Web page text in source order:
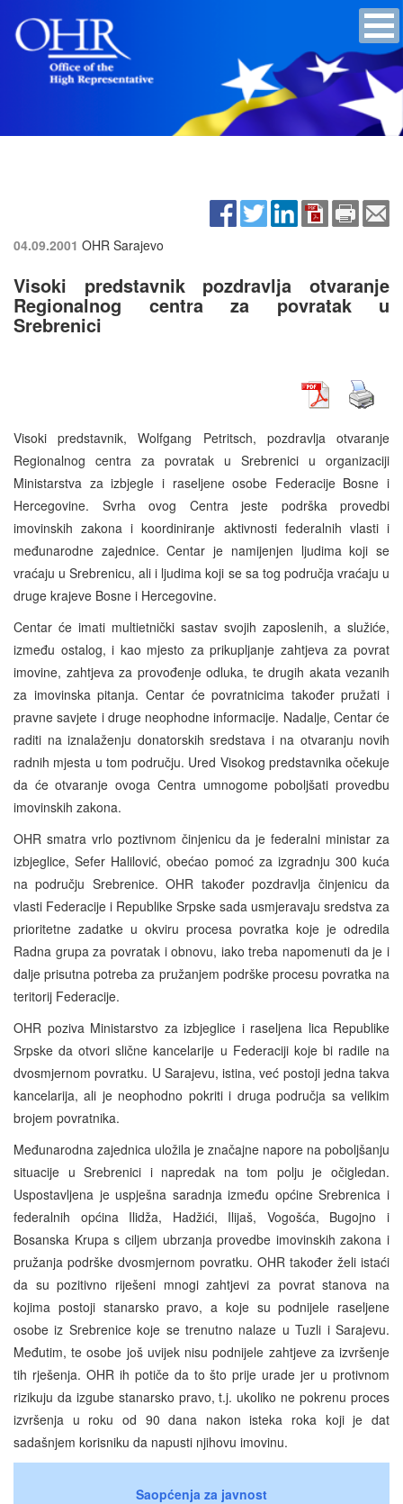
04.09.2001 OHR Sarajevo
Visoki predstavnik pozdravlja otvaranje
Regionalnog centra za povratak u
Srebrenici
Visoki predstavnik, Wolfgang Petritsch, pozdravlja otvaranje
Regionalnog centra za povratak u Srebrenici u organizaciji
Ministarstva za izbjegle i raseljene osobe Federacije Bosne i
Hercegovine. Svrha ovog Centra jeste podrška provedbi
imovinskih zakona i koordiniranje aktivnosti federalnih vlasti i
međunarodne zajednice. Centar je namijenjen ljudima koji se
vraćaju u Srebrenicu, ali i ljudima koji se sa tog područja vraćaju u
druge krajeve Bosne i Hercegovine.
Centar će imati multietnički sastav svojih zaposlenih, a služiće,
između ostalog, i kao mjesto za prikupljanje zahtjeva za povrat
imovine, zahtjeva za provođenje odluka, te drugih akata vezanih
za imovinska pitanja. Centar će povratnicima također pružati i
pravne savjete i druge neophodne informacije. Nadalje, Centar će
raditi na iznalaženju donatorskih sredstava i na otvaranju novih
radnih mjesta u tom području. Ured Visokog predstavnika očekuje
da će otvaranje ovoga Centra umnogome poboljšati provedbu
imovinskih zakona.
OHR smatra vrlo poztivnom činjenicu da je federalni ministar za
izbjeglice, Sefer Halilović, obećao pomoć za izgradnju 300 kuća
na području Srebrenice. OHR također pozdravlja činjenicu da
vlasti Federacije i Republike Srpske sada usmjeravaju sredstva za
prioritetne zadatke u okviru procesa povratka koje je odredila
Radna grupa za povratak i obnovu, iako treba napomenuti da je i
dalje prisutna potreba za pružanjem podrške procesu povratka na
teritorij Federacije.
OHR poziva Ministarstvo za izbjeglice i raseljena lica Republike
Srpske da otvori slične kancelarije u Federaciji koje bi radile na
dvosmjernom povratku. U Sarajevu, istina, već postoji jedna takva
kancelarija, ali je neophodno pokriti i druga područja sa velikim
brojem povratnika.
Međunarodna zajednica uložila je značajne napore na poboljšanju
situacije u Srebrenici i napredak na tom polju je očigledan.
Uspostavljena je uspješna saradnja između općine Srebrenica i
federalnih općina Ilidža, Hadžići, Ilijaš, Vogošća, Bugojno i
Bosanska Krupa s ciljem ubrzanja provedbe imovinskih zakona i
pružanja podrške dvosmjernom povratku. OHR također želi istaći
da su pozitivno riješeni mnogi zahtjevi za povrat stanova na
kojima postoji stanarsko pravo, a koje su podnijele raseljene
osobe iz Srebrenice koje se trenutno nalaze u Tuzli i Sarajevu.
Međutim, te osobe još uvijek nisu podnijele zahtjeve za izvršenje
tih rješenja. OHR ih potiče da to što prije urade jer u protivnom
rizikuju da izgube stanarsko pravo, t.j. ukoliko ne pokrenu proces
izvršenja u roku od 90 dana nakon isteka roka koji je dat
sadašnjem korisniku da napusti njihovu imovinu.
Saopćenja za javnost